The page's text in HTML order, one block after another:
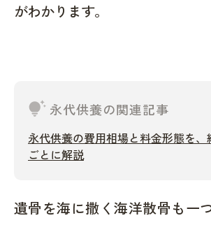
がわかります。
tips_and_updates 永代供養の関連記事
永代供養の費用相場と料金形態を
ごとに解説
遺骨を海に撒く海洋散骨も一